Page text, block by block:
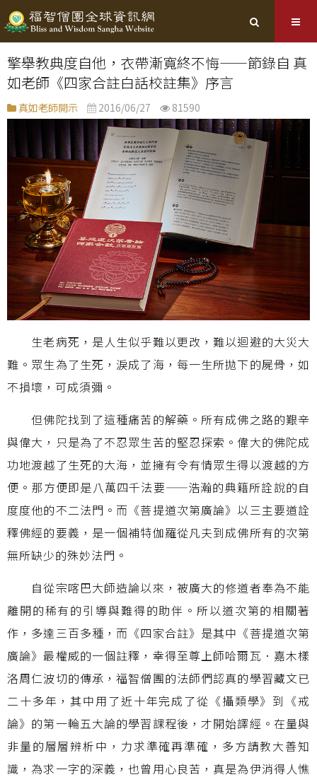
擎舉教典度自他，衣帶漸寬終不悔——節錄自 真
如老師《四家合註白話校註集》序言
真如老師開示 2016/06/27 81590
生老病死，是人生似乎難以更改，難以迴避的大災大
難。眾生為了生死，淚成了海，每一生所拋下的屍骨，如
不損壞，可成須彌。
但佛陀找到了這種痛苦的解藥。所有成佛之路的艱辛
與偉大，只是為了不忍眾生苦的堅忍探索。偉大的佛陀成
功地渡越了生死的大海，並擁有令有情眾生得以渡越的方
便。那方便即是八萬四千法要——浩瀚的典籍所詮說的自
度度他的不二法門。而《菩提道次第廣論》以三主要道詮
釋佛經的要義，是一個補特伽羅從凡夫到成佛所有的次第
無所缺少的殊妙法門。
自從宗喀巴大師造論以來，被廣大的修道者奉為不能
離開的稀有的引導與難得的助伴。所以道次第的相關著
作，多達三百多種，而《四家合註》是其中《菩提道次第
廣論》最權威的一個註釋，幸得至尊上師哈爾瓦．嘉木樣
洛周仁波切的傳承，福智僧團的法師們認真的學習藏文已
二十多年，其中用了近十年完成了從《攝類學》到《戒
論》的第一輪五大論的學習課程後，才開始譯經。在量與
非量的層層辨析中，力求準確再準確，多方請教大善知
識，為求一字的深義，也曾用心良苦，真是為伊消得人憔